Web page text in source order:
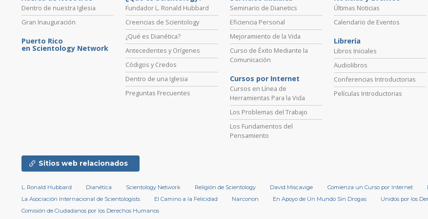
Dentro de nuestra Iglesia
Gran Inauguración
Puerto Rico
en Scientology Network
Fundador L. Ronald Hubbard
Creencias de Scientology
¿Qué es Dianética?
Antecedentes y Orígenes
Códigos y Credos
Dentro de una Iglesia
Preguntas Frecuentes
Seminario de Dianetics
Eficiencia Personal
Mejoramiento de la Vida
Curso de Éxito Mediante la
Comunicación
Cursos por Internet
Cursos en Línea de
Herramientas Para la Vida
Los Problemas del Trabajo
Los Fundamentos del
Pensamiento
Últimas Noticias
Calendario de Eventos
Librería
Libros Iniciales
Audiolibros
Conferencias Introductorias
Películas Introductorias
Sitios web relacionados
L. Ronald Hubbard Dianética Scientology Network Religión de Scientology David Miscavige Comienza un Curso por Internet
La Asociación Internacional de Scientologists
El Camino a la Felicidad Narconon En Apoyo de Un Mundo Sin Drogas Unidos por los
Comisión de Ciudadanos por los Derechos Humanos